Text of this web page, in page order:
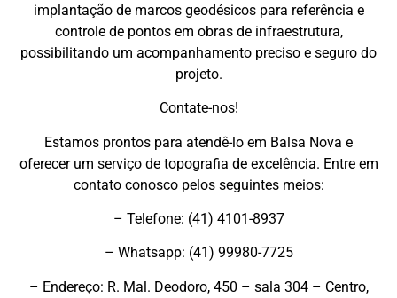
implantação de marcos geodésicos para referência e
controle de pontos em obras de infraestrutura,
possibilitando um acompanhamento preciso e seguro do
projeto.
Contate-nos!
Estamos prontos para atendê-lo em Balsa Nova e
oferecer um serviço de topografia de excelência. Entre em
contato conosco pelos seguintes meios:
– Telefone: (41) 4101-8937
– Whatsapp: (41) 99980-7725
– Endereço: R. Mal. Deodoro, 450 – sala 304 – Centro,